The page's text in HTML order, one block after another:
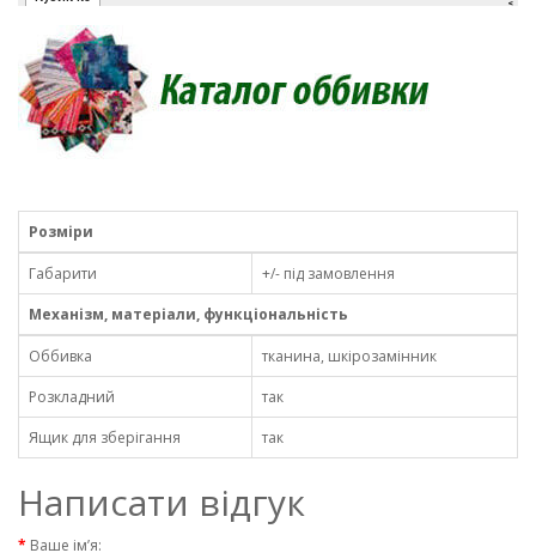
Розміри
Габарити
+/- під замовлення
Механізм, матеріали, функціональність
Оббивка
тканина, шкірозамінник
Розкладний
так
Ящик для зберігання
так
Написати відгук
Ваше ім’я: